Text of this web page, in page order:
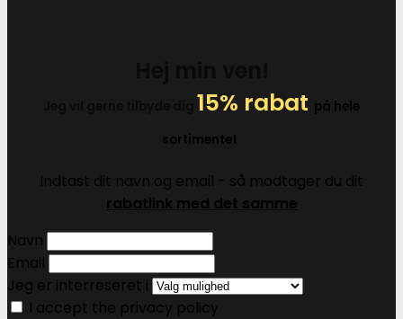
15% rabat på hele
sortimentet
Indtast dit navn og email - så modtager du dit
rabatlink med det samme
Navn
Email
Jeg er interreseret i
I accept the privacy policy